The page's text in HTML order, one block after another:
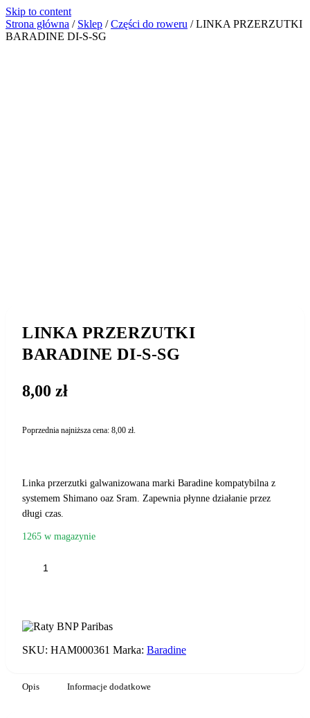
Skip to content
Strona główna / Sklep / Części do roweru / LINKA PRZERZUTKI
BARADINE DI-S-SG
LINKA PRZERZUTKI
BARADINE DI-S-SG
8,00 zł
Poprzednia najniższa cena: 8,00 zł.
Linka przerzutki galwanizowana marki Baradine kompatybilna z
systemem Shimano oaz Sram. Zapewnia płynne działanie przez
długi czas.
1265 w magazynie
DI-
S-
SG
SKU: HAM000361 Marka: Baradine
Opis Informacje dodatkowe